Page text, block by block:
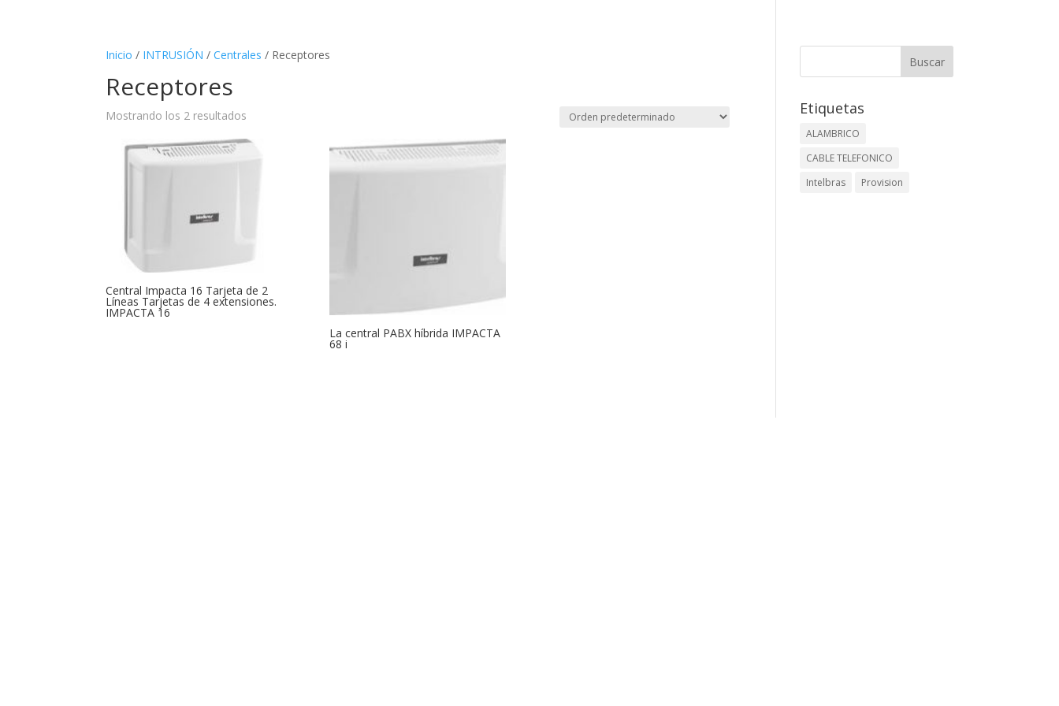
Inicio / INTRUSIÓN /Centrales / Receptores
Receptores
Mostrando los 2 resultados
Central Impacta 16 Tarjeta de 2
Líneas Tarjetas de 4 extensiones.
IMPACTA 16
La central PABX híbrida IMPACTA
68 i
Etiquetas
ALAMBRICO
CABLE TELEFONICO
Intelbras
Provision